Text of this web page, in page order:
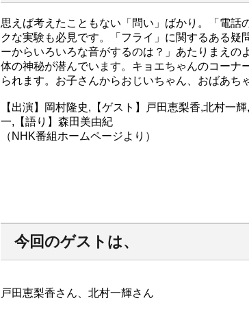
思えば考えたこともない「問い」ばかり。「電話
クな実験も必見です。「フライ」に関するある疑
ーからいろいろな音がするのは？」あたりまえの
体の神秘が潜んでいます。キョエちゃんのコーナ
られます。お子さんからおじいちゃん、おばあち
【出演】岡村隆史,【ゲスト】戸田恵梨香,北村一
一,【語り】森田美由紀
（NHK番組ホームページより）
今回のゲストは、
戸田恵梨香さん、北村一輝さん